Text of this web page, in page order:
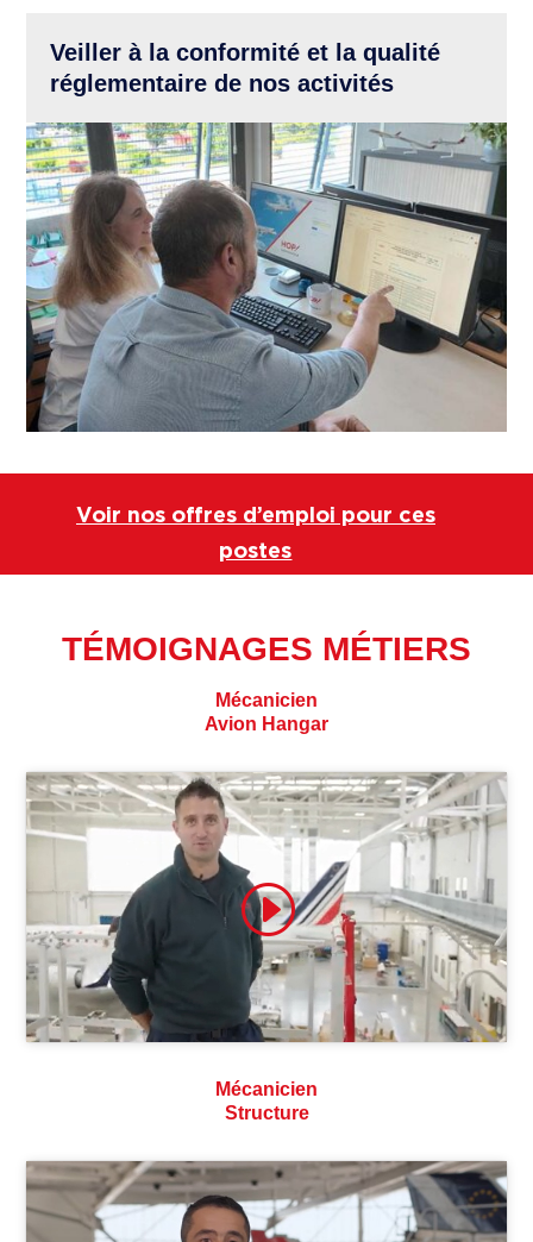
Veiller à la conformité et la qualité
réglementaire de nos activités
Voir nos offres d’emploi pour ces
postes
TÉMOIGNAGES MÉTIERS
Mécanicien
Avion Hangar
Cliquez pour accepter les cookies
marketing et activer ce contenu
Mécanicien
Structure